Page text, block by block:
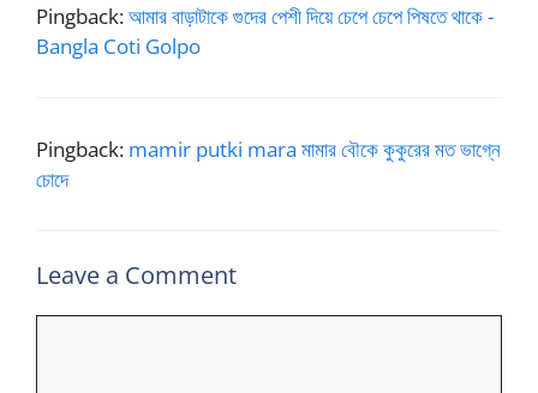
Pingback:আমার বাড়াটাকে গুদের পেশী দিয়ে চেপে চেপে পিষতে থাকে -
Bangla Coti Golpo
Pingback: mamir putki mara মামার বৌকে কুকুরের মত ভাগ্নে
চোদে
Leave a Comment